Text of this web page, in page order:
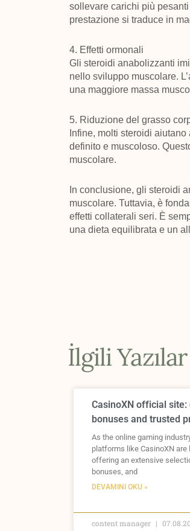
sollevare carichi più
prestazione si traduce in
4. Effetti ormonali
Gli steroidi anabolizzanti
nello sviluppo muscolare.
una maggiore massa
5. Riduzione del grasso
Infine, molti steroidi
definito e muscoloso.
muscolare.
In conclusione, gli steroidi
muscolare. Tuttavia, è
effetti collaterali seri. È
una dieta equilibrata e un
İlgili Yazılar
CasinoXN official
bonuses and trusted
As the online gaming
platforms like CasinoXN are
offering an extensive
bonuses, and
DEVAMINI OKU »
content manager